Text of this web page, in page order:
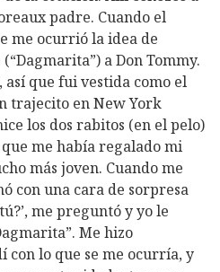
padre. Cuando el
me ocurrió la idea de
a Don Tommy.
que fui vestida como el
trajecito en New York
los dos rabitos (en el pelo)
me había regalado mi
más joven. Cuando me
con una cara de sorpresa
me preguntó y yo le
Me hizo
con lo que se me ocurría, y